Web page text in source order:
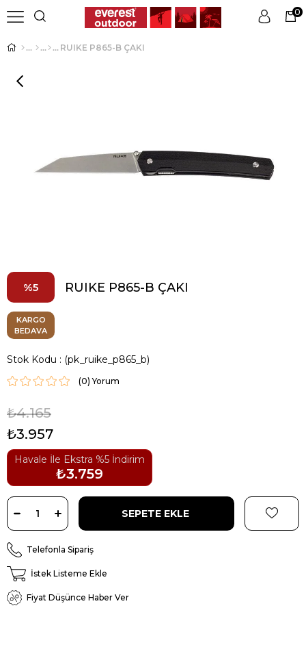
Üye Girişi
0
RUIKE P865-B ÇAKI
5 RUIKE P865-B ÇAKI
KARGO
BEDAVA
Stok Kodu (pk_ruike_p865_b)
(0)
₺4.165
₺3.957
Havale İle Ekstra %5 İndirim
₺3.759
Telefonla Sipariş
İstek Listeme Ekle
Fiyat Düşünce Haber Ver